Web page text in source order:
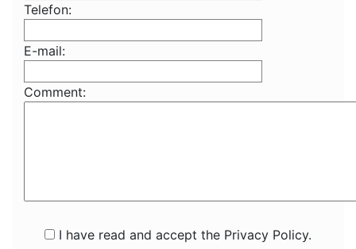
Telefon:
E-mail:
Comment:
I have read and accept the Privacy Policy.